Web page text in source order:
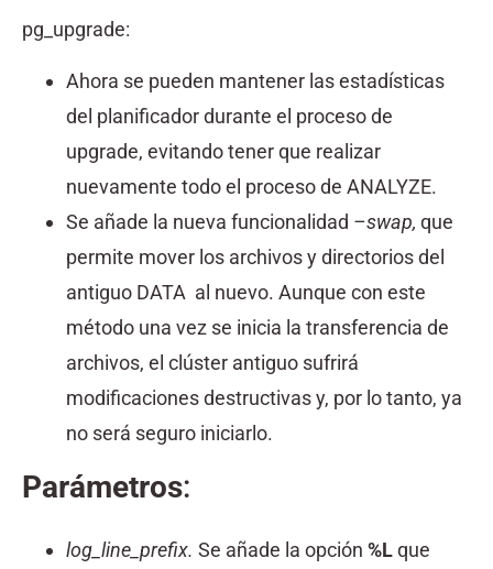
pg_upgrade:
Ahora se pueden mantener las estadísticas
del planificador durante el proceso de
upgrade, evitando tener que realizar
nuevamente todo el proceso de ANALYZE.
Se añade la nueva funcionalidad –swap, que
permite mover los archivos y directorios del
antiguo DATA al nuevo. Aunque con este
método una vez se inicia la transferencia de
archivos, el clúster antiguo sufrirá
modificaciones destructivas y, por lo tanto, ya
no será seguro iniciarlo.
Parámetros:
log_line_prefix. Se añade la opción %Lque